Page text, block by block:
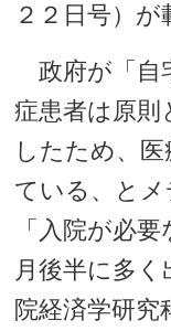
２２日号）が
政府が「自
症患者は原則
したため、
ている、とメ
「入院が必
月後半に多
院経済学研究